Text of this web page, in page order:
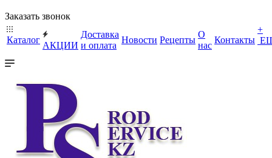
Заказать звонок
Каталог
АКЦИИ
Доставка
и оплата
Новости Рецепты
О
нас
Контакты
+